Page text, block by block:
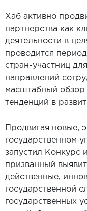
Хаб активно
партнерства как
деятельности в
проводится
стран-участниц
направлений
масштабный обзор
тенденций в
Продвигая новые,
государственном
запустил Конкурс
призванный
действенные,
государственной
государственных